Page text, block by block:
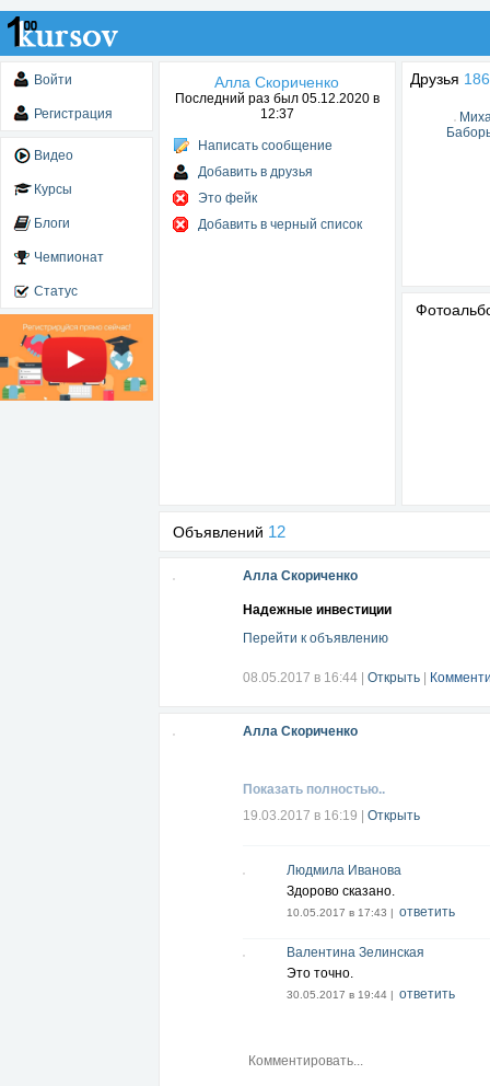
Войти
Регистрация
Видео
Курсы
Блоги
Чемпионат
Статус
Алла Скориченко
Последний раз был 05.12.2020 в
12:37
Написать сообщение
Добавить в друзья
Это фейк
Добавить в черный список
Друзья
Объявлений 12
Алла Скориченко
Надежные инвестиции
Перейти к объявлению
08.05.2017 в 16:44 Открыть
Алла Скориченко
Показать полностью..
19.03.2017 в 16:19
Открыть
Людмила Иванова
Здорово сказано.
10.05.2017 в 17:43 | ответить
Валентина Зелинская
Это точно.
30.05.2017 в 19:44 | ответить